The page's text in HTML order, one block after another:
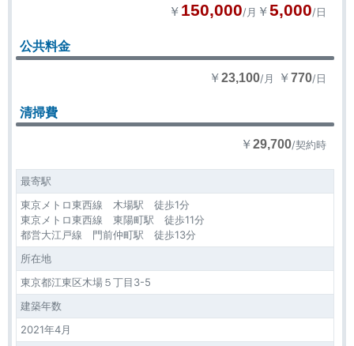
￥ 150,000/月 ￥5,000/日
公共料金
￥23,100/月 ￥770/日
清掃費
￥29,700/契約時
最寄駅
東京メトロ東西線 木場駅 徒歩1分
東京メトロ東西線 東陽町駅 徒歩11分
都営大江戸線 門前仲町駅 徒歩13分
所在地
東京都江東区木場５丁目3-5
建築年数
2021年4月